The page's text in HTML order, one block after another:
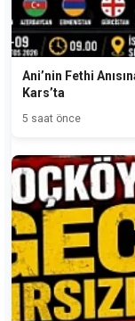
Ani’nin Fethi
Kars’ta
5 saat önce